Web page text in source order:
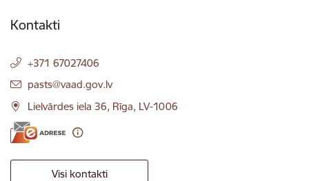
Kontakti
+371 67027406
E-pasts:
pasts@vaad.gov.lv
Lielvārdes iela 36, Rīga, LV-1006
Visi kontakti